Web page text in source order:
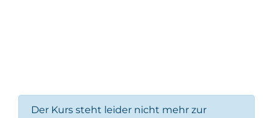
Der Kurs steht leider nicht mehr zur